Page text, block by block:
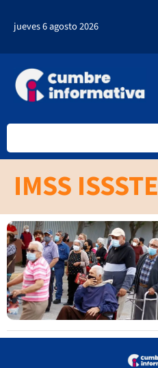
jueves 6 agosto 2026
IMSS ISSSTE